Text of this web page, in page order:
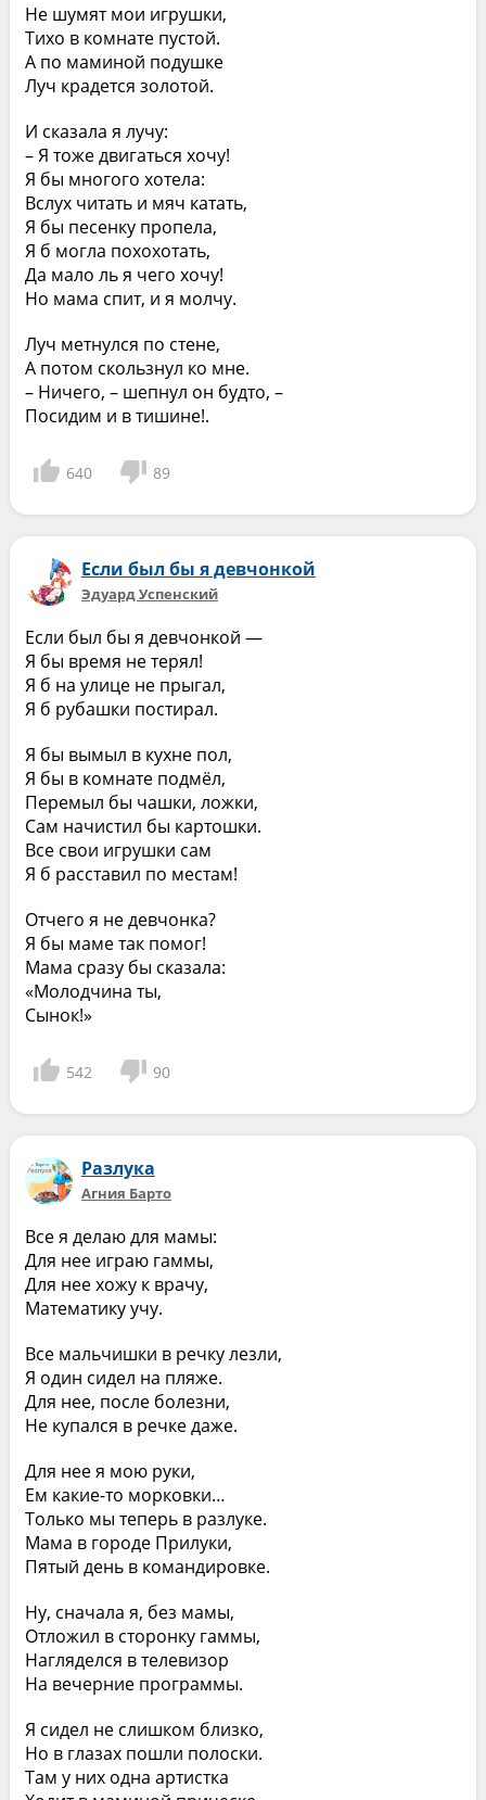
Не шумят мои игрушки,
Тихо в комнате пустой.
А по маминой подушке
Луч крадется золотой.
И сказала я лучу:
– Я тоже двигаться хочу!
Я бы многого хотела:
Вслух читать и мяч катать,
Я бы песенку пропела,
Я б могла похохотать,
Да мало ль я чего хочу!
Но мама спит, и я молчу.
Луч метнулся по стене,
А потом скользнул ко мне.
– Ничего, – шепнул он будто, –
Посидим и в тишине!.
640 89
Если был бы я девчонкой
Эдуард Успенский
Если был бы я девчонкой —
Я бы время не терял!
Я б на улице не прыгал,
Я б рубашки постирал.
Я бы вымыл в кухне пол,
Я бы в комнате подмёл,
Перемыл бы чашки, ложки,
Сам начистил бы картошки.
Все свои игрушки сам
Я б расставил по местам!
Отчего я не девчонка?
Я бы маме так помог!
Мама сразу бы сказала:
«Молодчина ты,
Сынок!»
542 90
Разлука
Агния Барто
Все я делаю для мамы:
Для нее играю гаммы,
Для нее хожу к врачу,
Математику учу.
Все мальчишки в речку лезли,
Я один сидел на пляже.
Для нее, после болезни,
Не купался в речке даже.
Для нее я мою руки,
Ем какие-то морковки…
Только мы теперь в разлуке.
Мама в городе Прилуки,
Пятый день в командировке.
Ну, сначала я, без мамы,
Отложил в сторонку гаммы,
Нагляделся в телевизор
На вечерние программы.
Я сидел не слишком близко,
Но в глазах пошли полоски.
Там у них одна артистка